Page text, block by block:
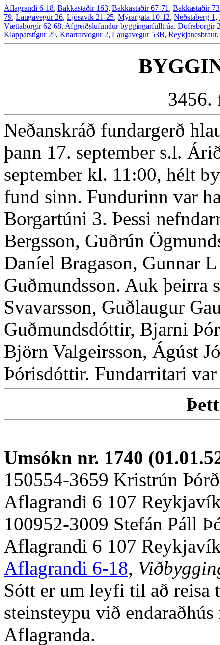
Aflagrandi 6-18, Bakkastaðir 163, Bakkastaðir 67-71 , Bakkastaðir 73
79, Laugavegur 26, Ljósavík 21-25, Mýrargata 10-12, Neðstaberg 1 ,
Vættaborgir 62-68, Afgreiðslufundur byggingarfulltrúa, Dofraborgir
Klapparstígur 29, Knarrarvogur 2, Laugavegur 53B, Reykjanesbraut,
3456.
Neðanskráð fundargerð
þann 17. september s.l.
september kl. 11:00, hélt
fund sinn. Fundurinn var
Borgartúni 3. Þessi
Bergsson, Guðrún
Daníel Bragason, Gunnar
Guðmundsson. Auk þeirra
Svavarsson, Guðlaugur
Guðmundsdóttir, Bjarni
Björn Valgeirsson, Ágúst
Þórisdóttir. Fundarritari
Umsókn nr. 1740
150554-3659 Kristrún
Aflagrandi 6 107
100952-3009 Stefán Páll
Aflagrandi 6 107
Aflagrandi 6-18,
Sótt er um leyfi til að
steinsteypu við
Aflagranda.